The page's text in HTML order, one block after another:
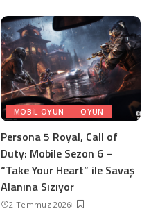
MOBIL OYUN OYUN
Persona 5 Royal, Call of
Duty: Mobile Sezon 6 –
“Take Your Heart” ile Savaş
Alanına Sızıyor
2 Temmuz 2026